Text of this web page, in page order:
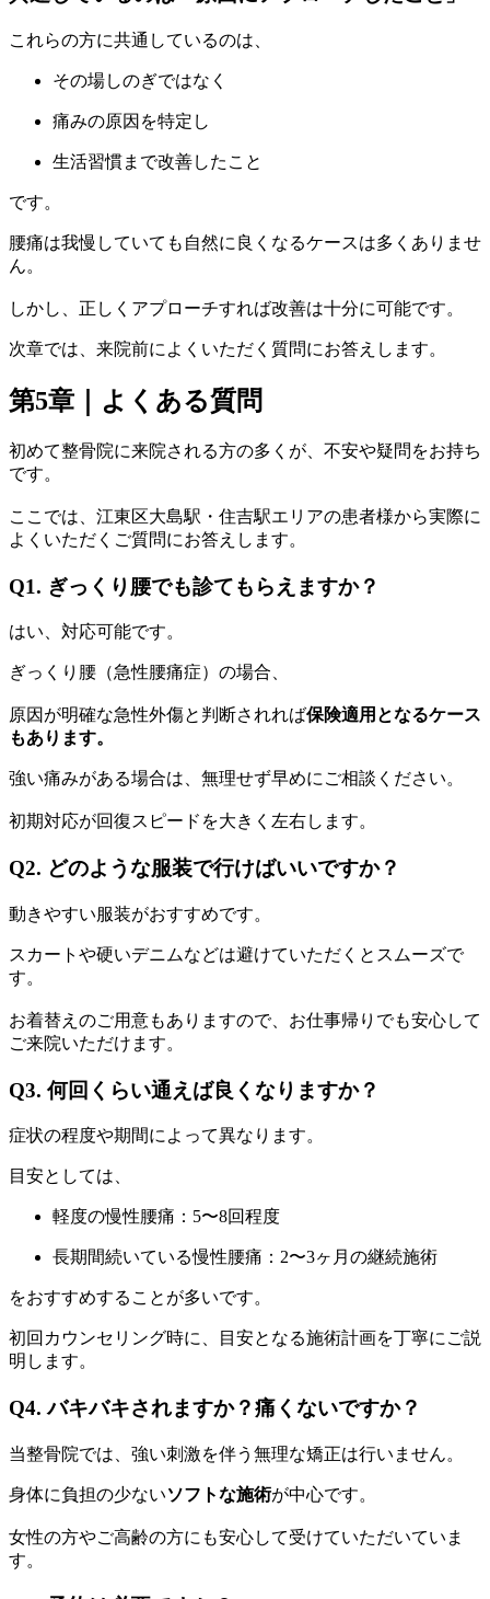
これらの方に共通しているのは、
その場しのぎではなく
痛みの原因を特定し
生活習慣まで改善したこと
です。
腰痛は我慢していても自然に良くなるケースは多くありませ
ん。
しかし、正しくアプローチすれば改善は十分に可能です。
次章では、来院前によくいただく質問にお答えします。
第5章｜よくある質問
初めて整骨院に来院される方の多くが、不安や疑問をお持ち
です。
ここでは、江東区大島駅・住吉駅エリアの患者様から実際に
よくいただくご質問にお答えします。
Q1. ぎっくり腰でも診てもらえますか？
はい、対応可能です。
ぎっくり腰（急性腰痛症）の場合、
原因が明確な急性外傷と判断されれば保険適用となるケース
もあります。
強い痛みがある場合は、無理せず早めにご相談ください。
初期対応が回復スピードを大きく左右します。
Q2. どのような服装で行けばいいですか？
動きやすい服装がおすすめです。
スカートや硬いデニムなどは避けていただくとスムーズで
す。
お着替えのご用意もありますので、お仕事帰りでも安心して
ご来院いただけます。
Q3. 何回くらい通えば良くなりますか？
症状の程度や期間によって異なります。
目安としては、
軽度の慢性腰痛：5〜8回程度
長期間続いている慢性腰痛：2〜3ヶ月の継続施術
をおすすめすることが多いです。
初回カウンセリング時に、目安となる施術計画を丁寧にご説
明します。
Q4. バキバキされますか？痛くないですか？
当整骨院では、強い刺激を伴う無理な矯正は行いません。
身体に負担の少ないソフトな施術が中心です。
女性の方やご高齢の方にも安心して受けていただいていま
す。